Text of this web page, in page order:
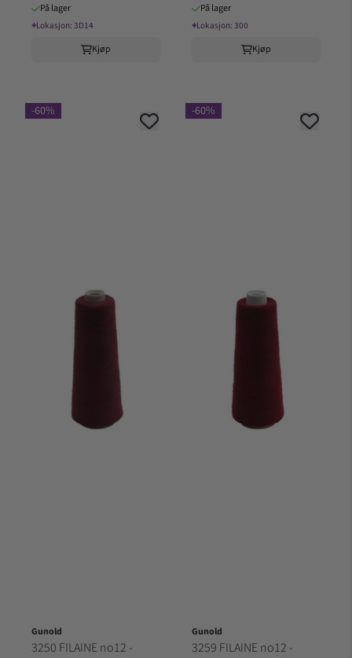
På lager
⌖Lokasjon: 3D14
Kjøp
På lager
⌖Lokasjon: 300
Kjøp
-60%
Gunold
3250 FILAINE no12 -
-60%
Gunold
3259 FILAINE no12 -